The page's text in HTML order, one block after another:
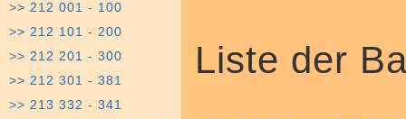
Liste der
>> 212 001 - 100
>> 212 101 - 200
>> 212 201 - 300
>> 212 301 - 381
>> 213 332 - 341